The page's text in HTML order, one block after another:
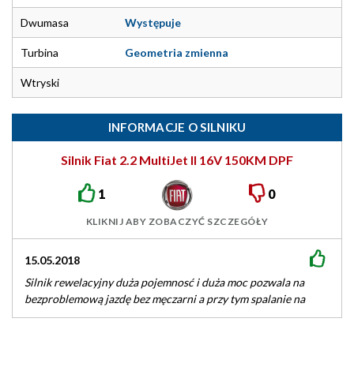
Dwumasa Występuje
Turbina Geometria zmienna
Wtryski
INFORMACJE O SILNIKU
Silnik Fiat 2.2 MultiJet II 16V 150KM DPF
1 0
KLIKNIJ ABY ZOBACZYĆ SZCZEGÓŁY
15.05.2018
Silnik rewelacyjny duża pojemnosć i duża moc pozwala na
bezproblemową jazdę bez męczarni a przy tym spalanie na
poziomie 6l.Mam…